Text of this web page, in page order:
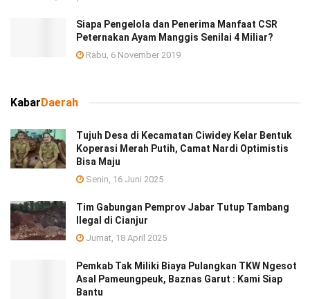
Siapa Pengelola dan Penerima Manfaat CSR
Peternakan Ayam Manggis Senilai 4 Miliar?
Rabu, 6 November 2019
Kabar Daerah
Tujuh Desa di Kecamatan Ciwidey Kelar Bentuk
Koperasi Merah Putih, Camat Nardi Optimistis
Bisa Maju
Senin, 16 Juni 2025
Tim Gabungan Pemprov Jabar Tutup Tambang
Ilegal di Cianjur
Jumat, 18 April 2025
Pemkab Tak Miliki Biaya Pulangkan TKW Ngesot
Asal Pameungpeuk, Baznas Garut : Kami Siap
Bantu